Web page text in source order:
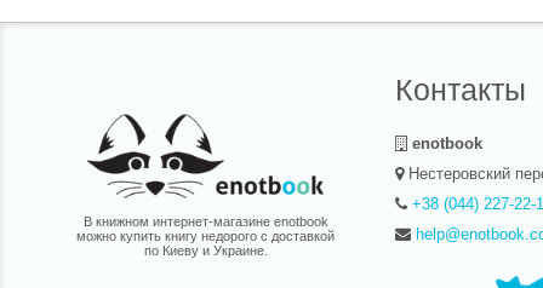
В книжном интернет-магазине enotbook
можно купить книгу недорого с доставкой
по Киеву и Украине.
Контакты
enotbook
Нестеровский
+38 (044) 227-22-